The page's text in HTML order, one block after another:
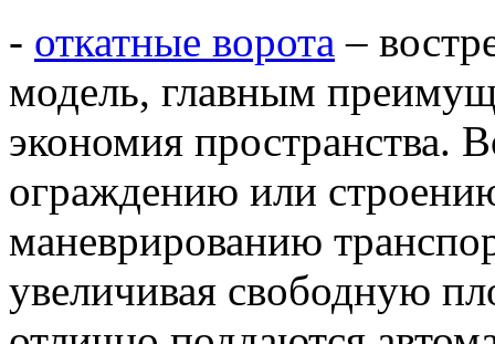
- откатные ворота –
модель, главным
экономия пространства.
ограждению или
маневрированию
увеличивая свободную